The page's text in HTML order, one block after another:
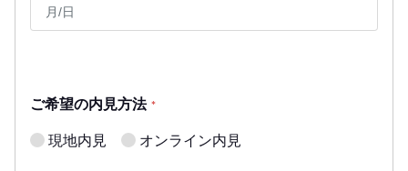
ご希望の内見方法 *
現地内見 オンライン内見